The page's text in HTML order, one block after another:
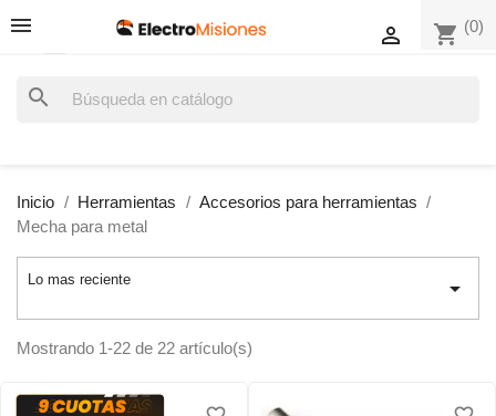
shopping_cart (0)

search
Inicio Herramientas
Accesorios para herramientas
Mecha para metal
Lo mas reciente 
Mostrando 1-22 de 22 artículo(s)